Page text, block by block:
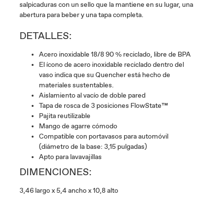
salpicaduras con un sello que la mantiene en su lugar, una
abertura para beber y una tapa completa.
DETALLES:
Acero inoxidable 18/8 90 % reciclado, libre de BPA
El ícono de acero inoxidable reciclado dentro del
vaso indica que su Quencher está hecho de
materiales sustentables.
Aislamiento al vacío de doble pared
Tapa de rosca de 3 posiciones FlowState™
Pajita reutilizable
Mango de agarre cómodo
Compatible con portavasos para automóvil
(diámetro de la base: 3,15 pulgadas)
Apto para lavavajillas
DIMENCIONES:
3,46 largo x 5,4 ancho x 10,8 alto